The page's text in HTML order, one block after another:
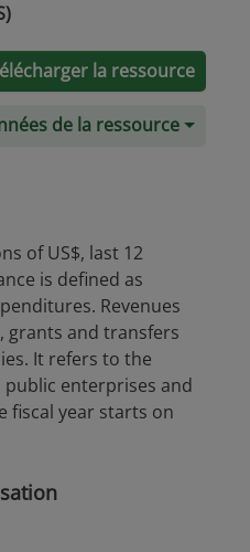
la ressource
de la ressource
of US$, last 12
is defined as
Revenues
grants and transfers
It refers to the
enterprises and
fiscal year starts on